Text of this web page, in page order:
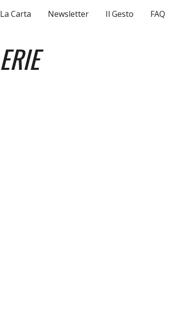
Skip to navigation
La Carta Newsletter Il Gesto FAQ
ERIE